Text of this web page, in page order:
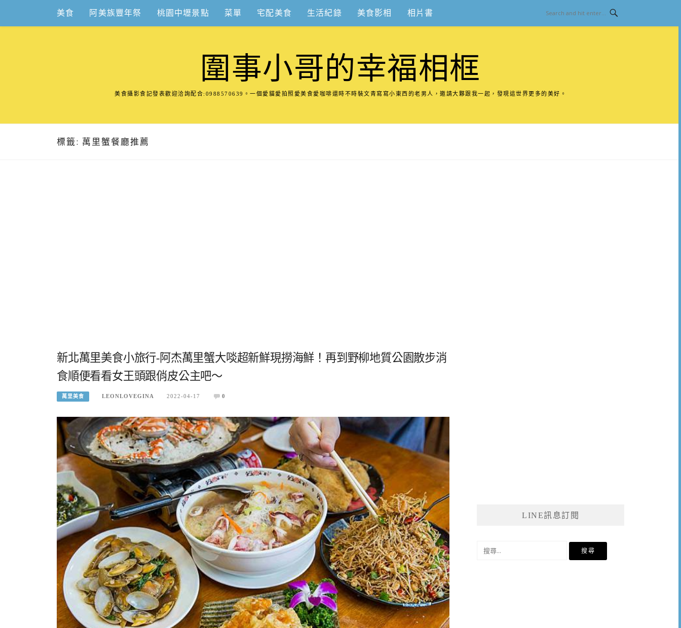
content
美食 阿美族豐年祭 桃園中壢景點 菜單 宅配美食 生活紀錄 美食影相 相片書
圍事小哥的幸福相框
美食攝影食記發表歡迎洽詢配合:0988570639。一個愛貓愛拍照愛美食愛咖啡還時不時裝文青寫寫小東西的老男人，邀請大夥跟我一起，發現這世界更多的美好。
標籤: 萬里蟹餐廳推薦
新北萬里美食小旅行-阿杰萬里蟹大啖超新鮮現撈海鮮！再到野柳地質公園散步消
食順便看看女王頭跟俏皮公主吧～
萬里美食 LEONLOVEGINA 2022-04-17 0
LINE訊息訂閱